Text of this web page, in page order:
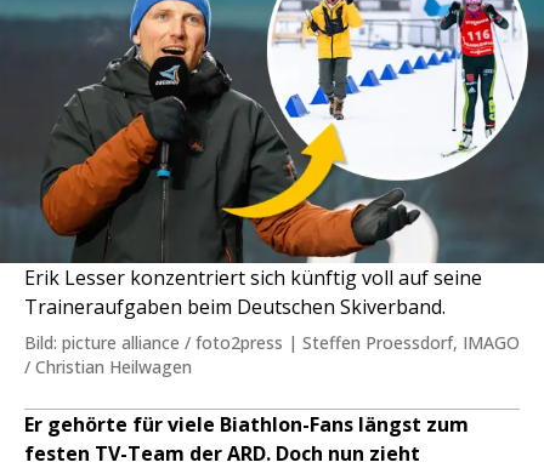
Erik Lesser konzentriert sich künftig voll auf seine
Traineraufgaben beim Deutschen Skiverband.
Bild: picture alliance / foto2press | Steffen Proessdorf, IMAGO
/ Christian Heilwagen
Er gehörte für viele Biathlon-Fans längst zum
festen TV-Team der ARD. Doch nun zieht